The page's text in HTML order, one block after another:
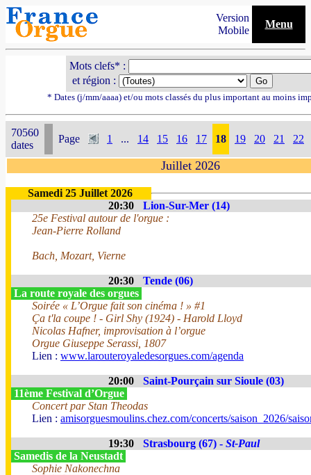
Version
Mobile
Menu
Mots clefs* :
et région :
* Dates (j/mm/aaaa) et/ou mots classés du plus important au moins
70560
dates
Page 1 ... 14 15 16 17 18 19 20 21 22
Juillet 2026
Samedi 25 Juillet 2026
20:30
Lion-Sur-Mer (14)
25e Festival autour de l'orgue :
Jean-Pierre Rolland
Bach, Mozart, Vierne
20:30
Tende (06)
La route royale des orgues
Soirée « L’Orgue fait son cinéma ! » #1
Ça t'la coupe ! - Girl Shy (1924) - Harold Lloyd
Nicolas Hafner, improvisation à l’orgue
Orgue Giuseppe Serassi, 1807
Lien : www.larouteroyaledesorgues.com/agenda
20:00
Saint-Pourçain sur Sioule (03)
11ème Festival d’Orgue
Concert par Stan Theodas
Lien : amisorguesmoulins.chez.com/concerts/saison_2026/
19:30 Strasbourg (67) - St-Paul
Samedis de la Neustadt
Sophie Nakonechna